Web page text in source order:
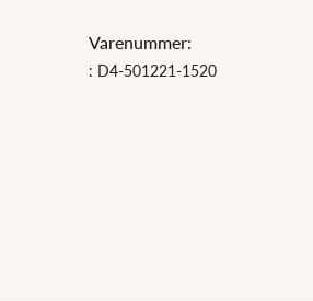
Varenummer:
: D4-501221-1520